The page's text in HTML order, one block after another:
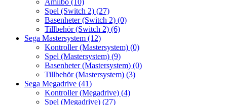
Amiibo (10)
Spel (Switch 2) (27)
Basenheter (Switch 2) (0)
Tillbehör (Switch 2) (6)
Sega Mastersystem (12)
Kontroller (Mastersystem) (0)
Spel (Mastersystem) (9)
Basenheter (Mastersystem) (0)
Tillbehör (Mastersystem) (3)
Sega Megadrive (41)
Kontroller (Megadrive) (4)
Spel (Megadrive) (27)